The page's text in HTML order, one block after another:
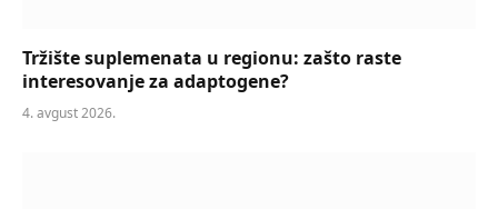
Tržište suplemenata u regionu: zašto raste
interesovanje za adaptogene?
4. avgust 2026.